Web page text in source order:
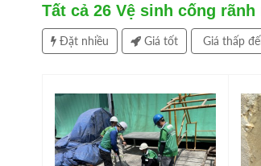
Tất cả26 Vệ sinh cống rãnh
Đặt nhiều Giá tốt Giá thấp